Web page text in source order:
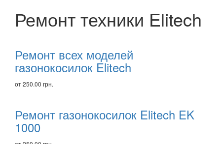
Ремонт техники Elitech
товары
Ремонт всех моделей
газонокосилок Elitech
от 250.00 грн.
Ремонт газонокосилок Elitech EK
1000